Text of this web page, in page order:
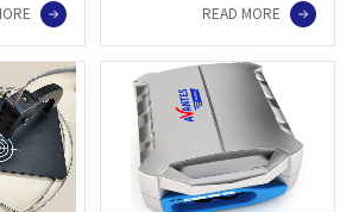
摆脱数据线与电源的束
缚。使便携式反射率测量
和环绕式测量场景成为可
能。AvaNIR-Wireless-LS
针对不同类型样品，不同
使用场景和工作需求，提
供不同的配置与设计，可
以跟据客户的需求进行匹
READ MORE